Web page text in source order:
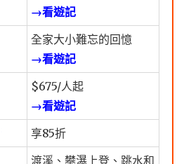
→看遊記
全家大小難忘的回憶
→看遊記
$675/人起
→看遊記
享85折
渡溪、攀瀑上登、跳水和